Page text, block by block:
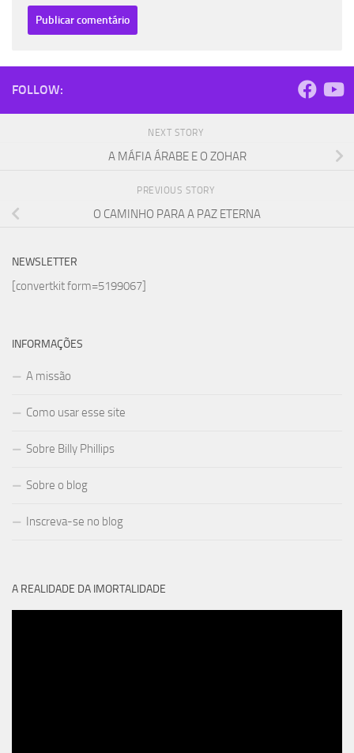
FOLLOW:
NEXT STORY
A MÁFIA ÁRABE E O ZOHAR
PREVIOUS STORY
O CAMINHO PARA A PAZ ETERNA
NEWSLETTER
[convertkit form=5199067]
INFORMAÇÕES
A missão
Como usar esse site
Sobre Billy Phillips
Sobre o blog
Inscreva-se no blog
A REALIDADE DA IMORTALIDADE